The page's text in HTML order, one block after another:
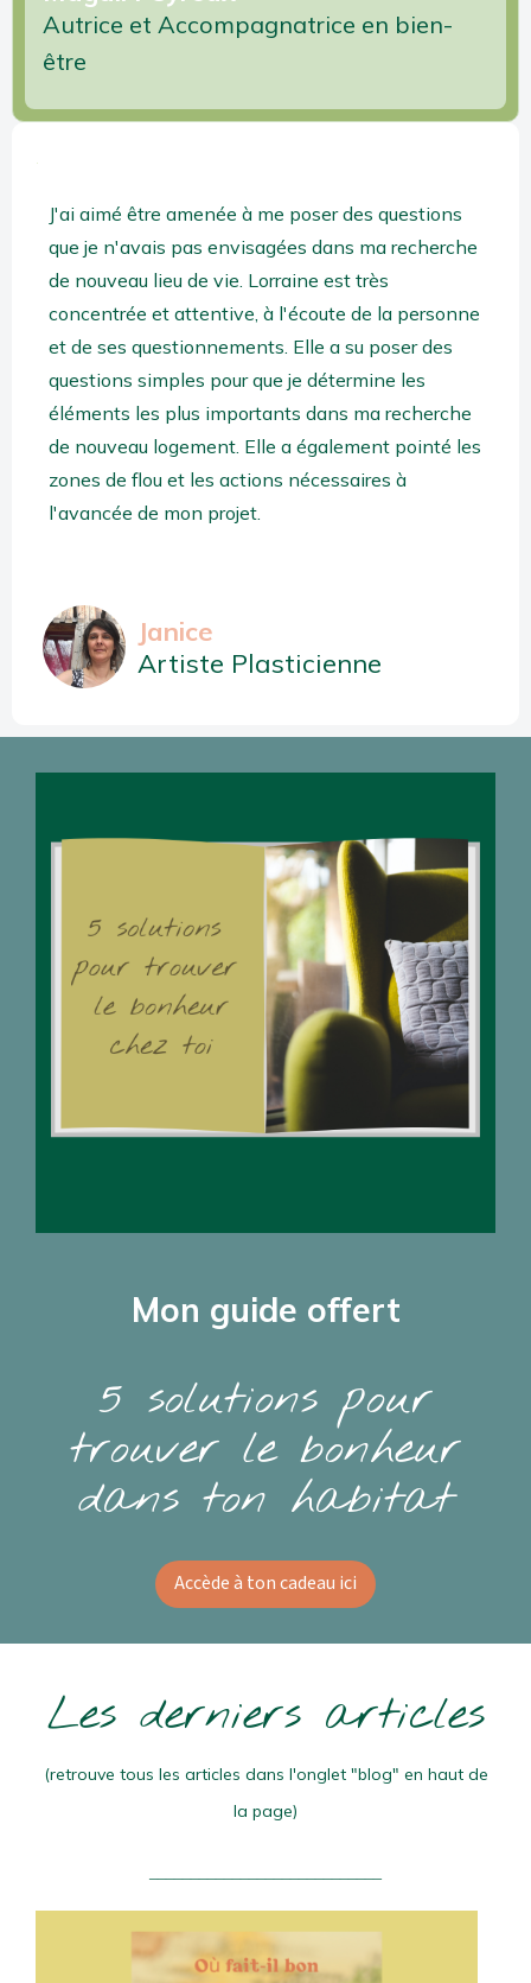
Autrice et Accompagnatrice en bien-
être
J'ai aimé être amenée à me poser des questions
que je n'avais pas envisagées dans ma recherche
de nouveau lieu de vie. Lorraine est très
concentrée et attentive, à l'écoute de la personne
et de ses questionnements. Elle a su poser des
questions simples pour que je détermine les
éléments les plus importants dans ma recherche
de nouveau logement. Elle a également pointé les
zones de flou et les actions nécessaires à
l'avancée de mon projet.
Janice
Artiste Plasticienne
Mon guide offert
5 solutions pour
trouver le bonheur
dans ton habitat
Accède à ton cadeau ici
Les derniers articles
(retrouve tous les articles dans l'onglet "blog" en haut de
la page)